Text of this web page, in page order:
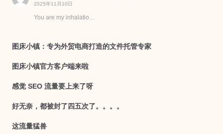
2025年11月10日
You are my inhalatio…
图床小镇：专为外贸电商打造的文件托管专家
图床小镇官方客户端来啦
感觉 SEO 流量要上来了呀
好无奈，都被封了四五次了。。。。
这流量猛兽